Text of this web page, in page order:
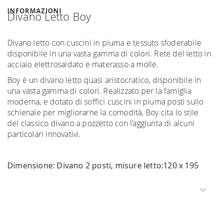
INFORMAZIONI
Divano Letto Boy
Divano letto con cuscini in piuma e tessuto sfoderabile
disponibile in una vasta gamma di colori. Rete del letto in
acciaio elettrosaldato e materasso a molle.
Boy è un divano letto quasi aristocratico, disponibile in
una vasta gamma di colori. Realizzato per la famiglia
moderna, e dotato di soffici cuscini in piuma posti sullo
schienale per migliorarne la comodità, Boy cita lo stile
del classico divano a pozzetto con l’aggiunta di alcuni
particolari innovativi.
Dimensione: Divano 2 posti, misure letto:120 x 195